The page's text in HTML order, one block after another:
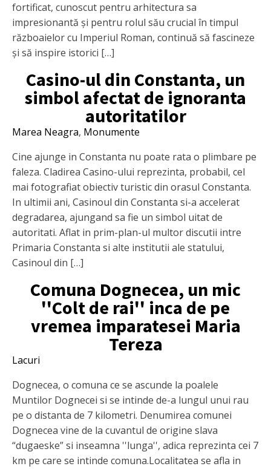
fortificat, cunoscut pentru arhitectura sa
impresionantă și pentru rolul său crucial în timpul
războaielor cu Imperiul Roman, continuă să fascineze
și să inspire istorici […]
Casino-ul din Constanta, un
simbol afectat de ignoranta
autoritatilor
Marea Neagra, Monumente
Cine ajunge in Constanta nu poate rata o plimbare pe
faleza. Cladirea Casino-ului reprezinta, probabil, cel
mai fotografiat obiectiv turistic din orasul Constanta.
In ultimii ani, Casinoul din Constanta si-a accelerat
degradarea, ajungand sa fie un simbol uitat de
autoritati. Aflat in prim-plan-ul multor discutii intre
Primaria Constanta si alte institutii ale statului,
Casinoul din […]
Comuna Dognecea, un mic
''Colt de rai'' inca de pe
vremea imparatesei Maria
Tereza
Lacuri
Dognecea, o comuna ce se ascunde la poalele
Muntilor Dognecei si se intinde de-a lungul unui rau
pe o distanta de 7 kilometri. Denumirea comunei
Dognecea vine de la cuvantul de origine slava
“dugaeske” si inseamna ''lunga'', adica reprezinta cei 7
km pe care se intinde comuna.Localitatea se afla in